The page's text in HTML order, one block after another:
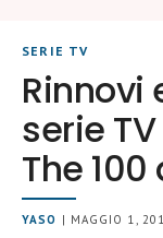
SERIE TV
Rinnovi
serie
The
YASO | MAGGIO 1,